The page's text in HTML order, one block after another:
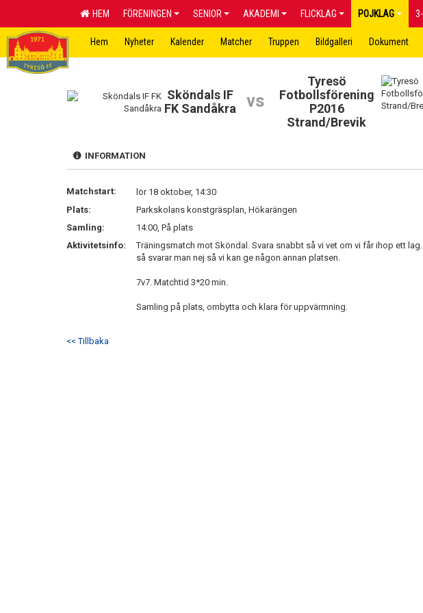
HEM FÖRENINGEN SENIOR AKADEMI FLICKLAG POJKLAG
Hem Nyheter Kalender Matcher Truppen Bildgalleri Dokument
Sköndals IF
FK Sandåkra
vs
Tyresö
Fotbollsförening
P2016
Strand/Brevik
INFORMATION
Matchstart:
lör 18 oktober, 14:30
Plats:
Parkskolans konstgräsplan, Hökarängen
Samling:
14:00, På plats
Aktivitetsinfo:
Träningsmatch mot Sköndal. Svara snabbt så vi vet om vi får ihop ett
så svarar man nej så vi kan ge någon annan platsen.
7v7. Matchtid 3*20 min.
Samling på plats, ombytta och klara för uppvärmning.
<< Tillbaka